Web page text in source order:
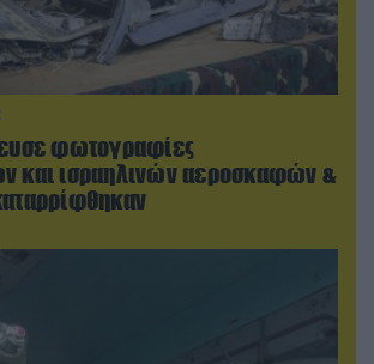
φωτογραφίες
και ισραηλινών αεροσκαφών &